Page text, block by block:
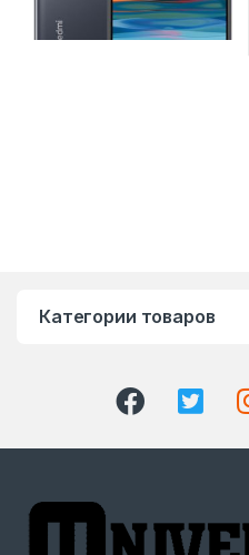
Категории товаров